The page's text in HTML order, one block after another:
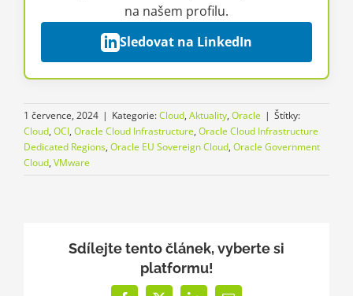
na našem profilu.
Sledovat na LinkedIn
1 července, 2024 | Kategorie:Cloud, Aktuality, Oracle | Štítky:
Cloud, OCI, Oracle Cloud Infrastructure, Oracle Cloud Infrastructure
Dedicated Regions, Oracle EU Sovereign Cloud, Oracle Government
Cloud, VMware
Sdílejte tento článek, vyberte si
platformu!